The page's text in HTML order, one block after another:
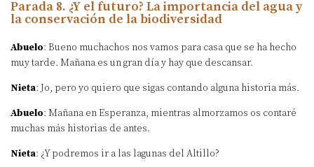
Parada 8. ¿Y el futuro? La importancia del agua y
la conservación de la biodiversidad
Abuelo: Bueno muchachos nos vamos para casa que se ha hecho
muy tarde. Mañana es un gran día y hay que descansar.
Nieta: Jo, pero yo quiero que sigas contando alguna historia más.
Abuelo: Mañana en Esperanza, mientras almorzamos os contaré
muchas más historias de antes.
Nieta: ¿Y podremos ir a las lagunas del Altillo?